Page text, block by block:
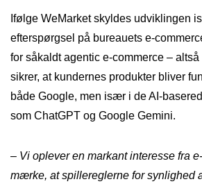
Ifølge WeMarket skyldes udviklingen
efterspørgsel på bureauets e-
for såkaldt agentic e-commerce –
sikrer, at kundernes produkter bliver
både Google, men især i de AI-
som ChatGPT og Google Gemini.
– Vi oplever en markant interesse fra
mærke, at spillereglerne for synlighed